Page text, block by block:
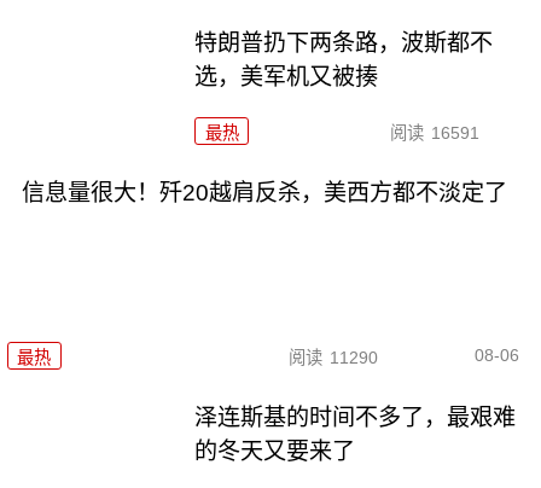
特朗普扔下两条路，波斯都不
选，美军机又被揍
最热 阅读 16591
信息量很大！歼20越肩反杀，美西方都不淡定了
最热 阅读 11290 08-06
泽连斯基的时间不多了，最艰难
的冬天又要来了